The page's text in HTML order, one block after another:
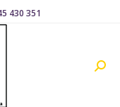
430 351